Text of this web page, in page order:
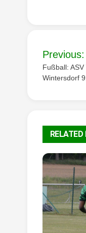
Previous:
Fußball:
Wintersdorf